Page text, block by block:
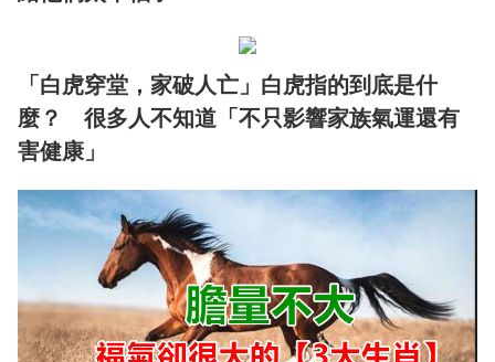
「白虎穿堂，家破人亡」白虎指的到底是什
麼？ 很多人不知道「不只影響家族氣運還有
害健康」